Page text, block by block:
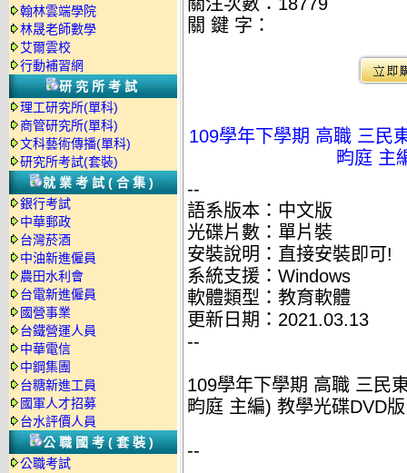
翰林雲端學院
林晟老師數學
艾爾雲校
行動補習網
研究所考試
理工研究所(單科)
商管研究所(單科)
文科藝術傳播(單科)
研究所考試(套裝)
就業考試(合集)
銀行考試
中華郵政
台灣菸酒
中油新進僱員
農田水利會
台電新進僱員
國營事業
台鐵營運人員
中華電信
中鋼集團
台糖新進工員
國軍人才招募
台水評價人員
公職國考(套裝)
公職考試
關 鍵 字：
109學年下學期 高職 三民
畇庭 主
--
語系版本：中文版
光碟片數：單片裝
安裝說明：直接安裝即可!
系統支援：Windows
軟體類型：教育軟體
更新日期：2021.03.13
--
109學年下學期 高職 三民
畇庭 主編) 教學光碟DVD版
--